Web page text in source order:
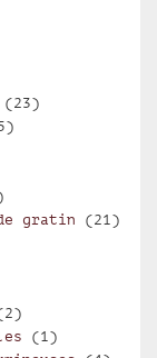
(23)
gratin (21)
(1)